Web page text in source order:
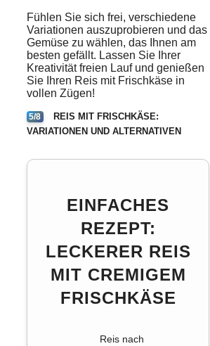
Fühlen Sie sich frei, verschiedene
Variationen auszuprobieren und das
Gemüse zu wählen, das Ihnen am
besten gefällt. Lassen Sie Ihrer
Kreativität freien Lauf und genießen
Sie Ihren Reis mit Frischkäse in
vollen Zügen!
5/8
REIS MIT FRISCHKÄSE:
VARIATIONEN UND ALTERNATIVEN
EINFACHES
REZEPT:
LECKERER REIS
MIT CREMIGEM
FRISCHKÄSE
Reis nach